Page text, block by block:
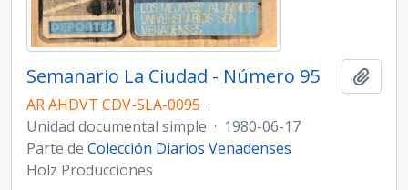
Semanario La Ciudad - Número 95
AR AHDVT CDV-SLA-0095 ·
Unidad documental simple · 1980-06-17
Parte de Colección Diarios Venadenses
Holz Producciones